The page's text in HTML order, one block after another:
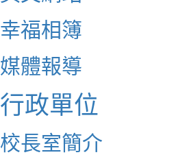
幸福相簿
媒體報導
行政單位
校長室簡介